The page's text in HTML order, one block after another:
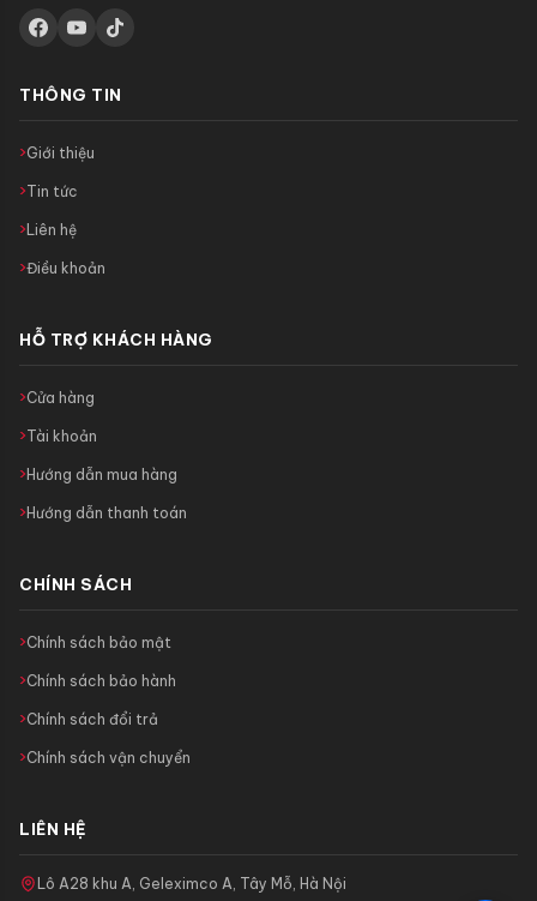
THÔNG TIN
Giới thiệu
Tin tức
Liên hệ
Điều khoản
HỖ TRỢ KHÁCH HÀNG
Cửa hàng
Tài khoản
Hướng dẫn mua hàng
Hướng dẫn thanh toán
CHÍNH SÁCH
Chính sách bảo mật
Chính sách bảo hành
Chính sách đổi trả
Chính sách vận chuyển
LIÊN HỆ
Lô A28 khu A, Geleximco A, Tây Mỗ, Hà Nội